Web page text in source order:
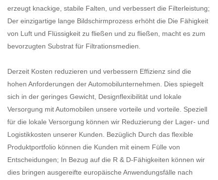
erzeugt knackige, stabile Falten, und verbessert die Filterleistung;
Der einzigartige lange Bildschirmprozess erhöht die Die Fähigkeit
von Luft und Flüssigkeit zu fließen und zu fließen, macht es zum
bevorzugten Substrat für Filtrationsmedien.
Derzeit Kosten reduzieren und verbessern Effizienz sind die
hohen Anforderungen der Automobilunternehmen. Dies spiegelt
sich in der geringes Gewicht, Designflexibilität und lokale
Versorgung mit Automobilen unsere vorteile und vorteile. Speziell
für die lokale Versorgung können wir Reduzierung der Lager- und
Logistikkosten unserer Kunden. Bezüglich Durch das flexible
Produktportfolio können die Kunden mit einem Fülle von
Entscheidungen; In Bezug auf die R & D-Fähigkeiten können wir
dies bringen ausgereifte europäische Anwendungsfälle nach